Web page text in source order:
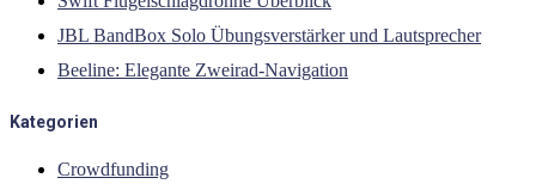
JBL BandBox Solo Übungsverstärker und Lautsprecher
Beeline: Elegante Zweirad-Navigation
Kategorien
Crowdfunding